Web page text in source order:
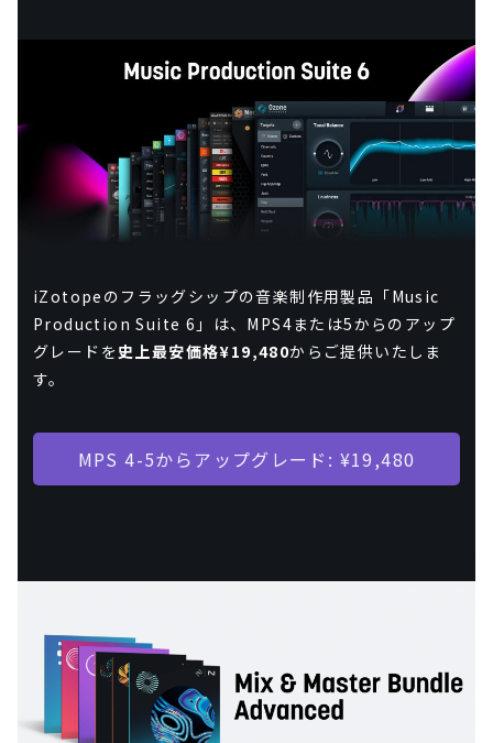
iZotopeのフラッグシップの音楽制作用製品「Music
Production Suite 6」は、MPS4または5からのアップ
グレードを史上最安価格¥19,480からご提供いたしま
す。
MPS 4-5からアップグレード: ¥19,480